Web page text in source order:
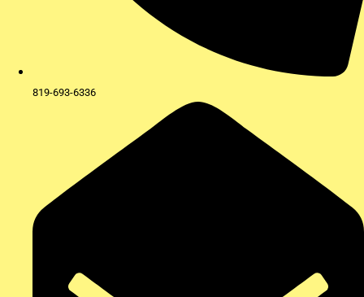
819-693-6336